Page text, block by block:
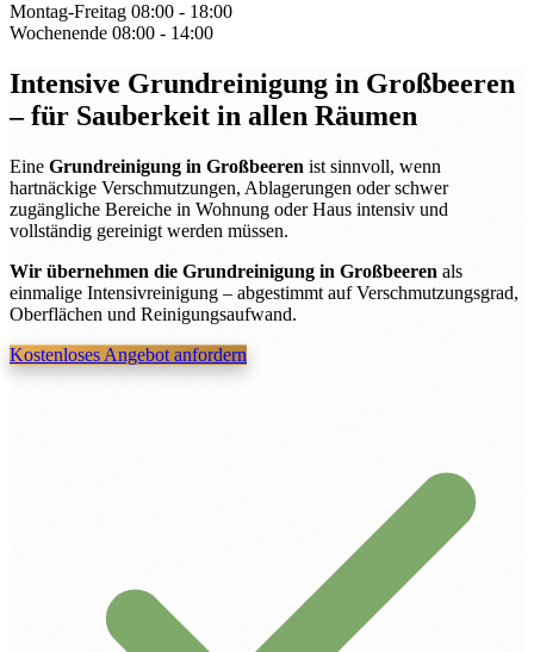
Montag-Freitag 08:00 - 18:00
Wochenende 08:00 - 14:00
Intensive Grundreinigung in Großbeeren
– für Sauberkeit in allen Räumen
Eine Grundreinigung in Großbeeren ist sinnvoll, wenn
hartnäckige Verschmutzungen, Ablagerungen oder schwer
zugängliche Bereiche in Wohnung oder Haus intensiv und
vollständig gereinigt werden müssen.
Wir übernehmen die Grundreinigung in Großbeeren als
einmalige Intensivreinigung – abgestimmt auf Verschmutzungsgrad,
Oberflächen und Reinigungsaufwand.
Kostenloses Angebot anfordern